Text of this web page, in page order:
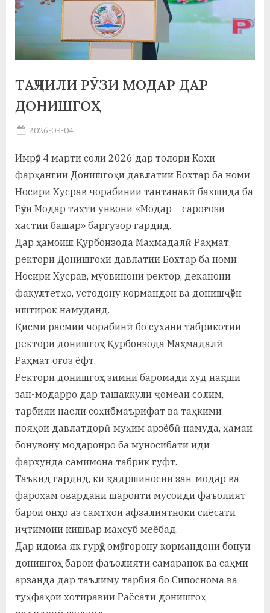
а
о
с
и
р
Х
у
с
р
а
ТАҶЛИЛИ РӮЗИ МОДАР ДАР
ДОНИШГОҲ
Posted
2026-03-04
Имрӯз 4 марти соли 2026 дар толори Кохи
фарҳангии Донишгоҳи давлатии Бохтар ба номи
Носири Хусрав чорабинии тантанавӣ бахшида ба
Рӯзи Модар таҳти унвони «Модар – сароғози
ҳастии башар» баргузор гардид.
Дар ҳамоиш Қурбонзода Маҳмадалӣ Раҳмат,
ректори Донишгоҳи давлатии Бохтар ба номи
Носири Хусрав, муовинони ректор, деканони
факултетҳо, устодону кормандон ва донишҷӯён
иштирок намуданд.
Қисми расмии чорабинӣ бо сухани табрикотии
ректори донишгоҳ Қурбонзода Маҳмадалӣ
Раҳмат оғоз ёфт.
Ректори донишгоҳ зимни баромади худ нақши
зан-модарро дар ташаккули ҷомеаи солим,
тарбияи насли соҳибмаърифат ва таҳкими
пояҳои давлатдорӣ муҳим арзёбӣ намуда, ҳамаи
бонувону модаронро ба муносибати иди
фархунда самимона табрик гуфт.
Таъкид гардид, ки қадршиносии зан-модар ва
фароҳам овардани шароити мусоиди фаъолият
барои онҳо аз самтҳои афзалиятноки сиёсати
иҷтимоии кишвар маҳсуб меёбад.
Дар идома як гурӯҳ омӯзгорону кормандони бонуи
донишгоҳ барои фаъолияти самаранок ва саҳми
арзанда дар таълиму тарбия бо Сипоснома ва
туҳфаҳои хотиравии Раёсати донишгоҳ